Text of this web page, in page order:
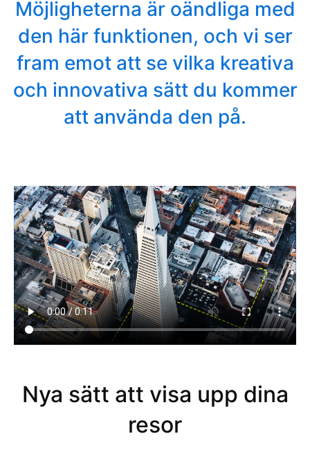
Möjligheterna är oändliga med
den här funktionen, och vi ser
fram emot att se vilka kreativa
och innovativa sätt du kommer
att använda den på.
Nya sätt att visa upp dina
resor